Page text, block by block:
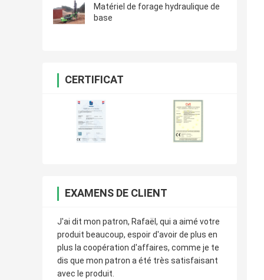
Matériel de forage hydraulique de
base
CERTIFICAT
EXAMENS DE CLIENT
J'ai dit mon patron, Rafaël, qui a aimé votre
produit beaucoup, espoir d'avoir de plus en
plus la coopération d'affaires, comme je te
dis que mon patron a été très satisfaisant
avec le produit.